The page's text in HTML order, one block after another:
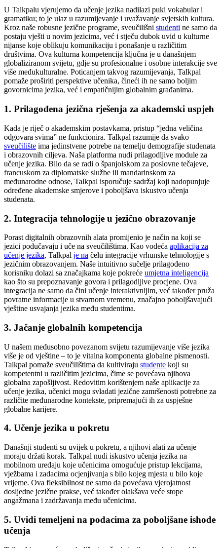
U Talkpalu vjerujemo da učenje jezika nadilazi puki vokabular i
gramatiku; to je ulaz u razumijevanje i uvažavanje svjetskih kultura.
Kroz naše robusne jezične programe, sveučilišni studenti ne samo da
postaju vješti u novim jezicima, već i stječu dubok uvid u kulturne
nijanse koje oblikuju komunikaciju i ponašanje u različitim
društvima. Ova kulturna kompetencija ključna je u današnjem
globaliziranom svijetu, gdje su profesionalne i osobne interakcije sve
više međukulturalne. Poticanjem takvog razumijevanja, Talkpal
pomaže proširiti perspektive učenika, čineći ih ne samo boljim
govornicima jezika, već i empatičnijim globalnim građanima.
1. Prilagođena jezična rješenja za akademski uspjeh
Kada je riječ o akademskim postavkama, pristup “jedna veličina
odgovara svima” ne funkcionira. Talkpal razumije da svako
sveučilište ima jedinstvene potrebe na temelju demografije studenata
i obrazovnih ciljeva. Naša platforma nudi prilagodljive module za
učenje jezika. Bilo da se radi o španjolskom za poslovne tečajeve,
francuskom za diplomatske službe ili mandarinskom za
međunarodne odnose, Talkpal isporučuje sadržaj koji nadopunjuje
određene akademske smjerove i poboljšava iskustvo učenja
studenata.
2. Integracija tehnologije u jezično obrazovanje
Porast digitalnih obrazovnih alata promijenio je način na koji se
jezici podučavaju i uče na sveučilištima. Kao vodeća aplikacija za
učenje jezika, Talkpal je na čelu integracije vrhunske tehnologije s
jezičnim obrazovanjem. Naše intuitivno sučelje prilagođeno
korisniku dolazi sa značajkama koje pokreće umjetna inteligencija
kao što su prepoznavanje govora i prilagodljive procjene. Ova
integracija ne samo da čini učenje interaktivnijim, već također pruža
povratne informacije u stvarnom vremenu, značajno poboljšavajući
vještine usvajanja jezika među studentima.
3. Jačanje globalnih kompetencija
U našem međusobno povezanom svijetu razumijevanje više jezika
više je od vještine – to je vitalna komponenta globalne pismenosti.
Talkpal pomaže sveučilištima da kultiviraju studente koji su
kompetentni u različitim jezicima, čime se povećava njihova
globalna zapošljivost. Redovitim korištenjem naše aplikacije za
učenje jezika, učenici mogu svladati jezične zamršenosti potrebne za
različite međunarodne kontekste, pripremajući ih za uspješne
globalne karijere.
4. Učenje jezika u pokretu
Današnji studenti su uvijek u pokretu, a njihovi alati za učenje
moraju držati korak. Talkpal nudi iskustvo učenja jezika na
mobilnom uređaju koje učenicima omogućuje pristup lekcijama,
vježbama i zadacima ocjenjivanja s bilo kojeg mjesta u bilo koje
vrijeme. Ova fleksibilnost ne samo da povećava vjerojatnost
dosljedne jezične prakse, već također olakšava veće stope
angažmana i zadržavanja među učenicima.
5. Uvidi temeljeni na podacima za poboljšane ishode
učenja